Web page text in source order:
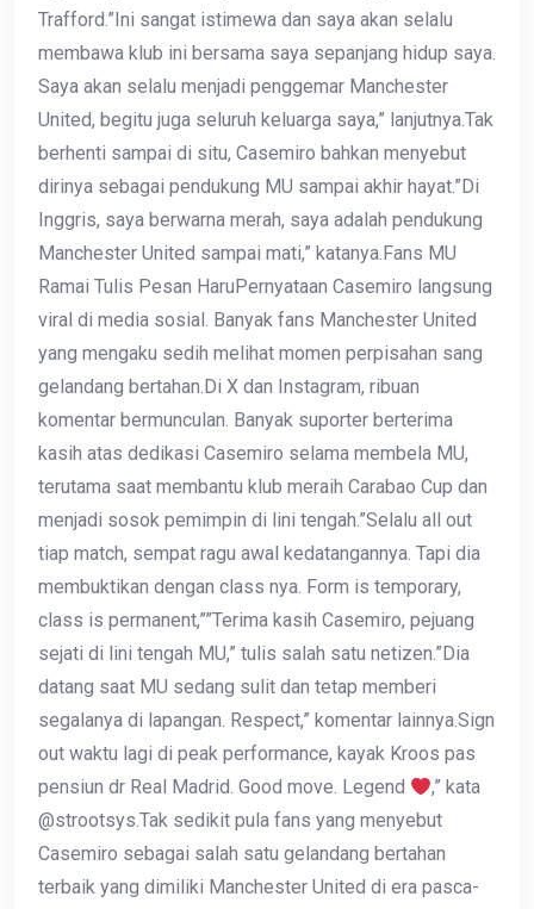
Trafford.”Ini sangat istimewa dan saya akan selalu
membawa klub ini bersama saya sepanjang hidup saya.
Saya akan selalu menjadi penggemar Manchester
United, begitu juga seluruh keluarga saya,” lanjutnya.Tak
berhenti sampai di situ, Casemiro bahkan menyebut
dirinya sebagai pendukung MU sampai akhir hayat.”Di
Inggris, saya berwarna merah, saya adalah pendukung
Manchester United sampai mati,” katanya.Fans MU
Ramai Tulis Pesan HaruPernyataan Casemiro langsung
viral di media sosial. Banyak fans Manchester United
yang mengaku sedih melihat momen perpisahan sang
gelandang bertahan.Di X dan Instagram, ribuan
komentar bermunculan. Banyak suporter berterima
kasih atas dedikasi Casemiro selama membela MU,
terutama saat membantu klub meraih Carabao Cup dan
menjadi sosok pemimpin di lini tengah.”Selalu all out
tiap match, sempat ragu awal kedatangannya. Tapi dia
membuktikan dengan class nya. Form is temporary,
class is permanent,””Terima kasih Casemiro, pejuang
sejati di lini tengah MU,” tulis salah satu netizen.”Dia
datang saat MU sedang sulit dan tetap memberi
segalanya di lapangan. Respect,” komentar lainnya.Sign
out waktu lagi di peak performance, kayak Kroos pas
pensiun dr Real Madrid. Good move. Legend
,” kata
@strootsys.Tak sedikit pula fans yang menyebut
Casemiro sebagai salah satu gelandang bertahan
terbaik yang dimiliki Manchester United di era pasca-